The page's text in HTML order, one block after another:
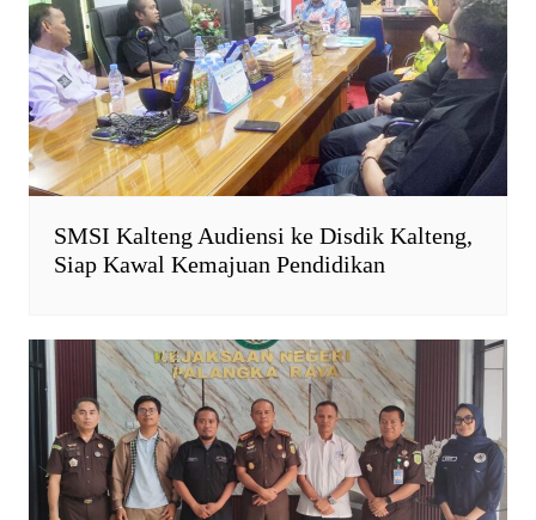
SMSI Kalteng Audiensi ke Disdik Kalteng,
Siap Kawal Kemajuan Pendidikan